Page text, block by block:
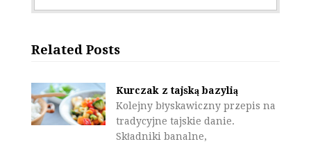
Related Posts
Kurczak z tajską bazylią
Kolejny błyskawiczny przepis na
tradycyjne tajskie danie.
Składniki banalne,